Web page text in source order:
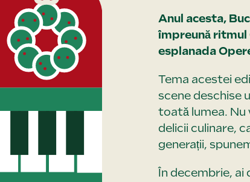
Anul acesta,
împreună ritmul
esplanada
Tema acestei
scene deschise
toată lumea. Nu
delicii culinare,
generații,
În decembrie, ai